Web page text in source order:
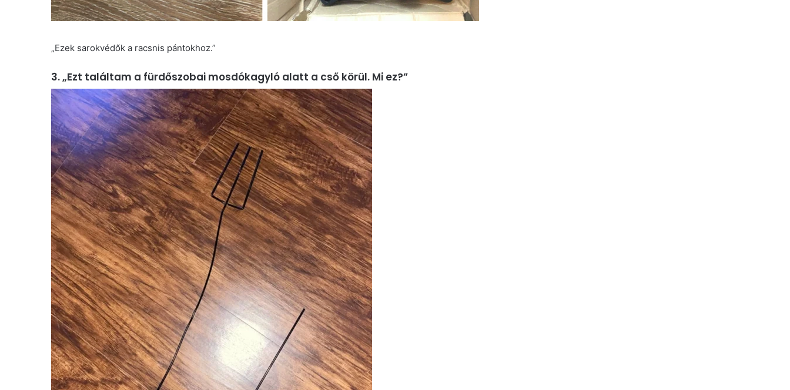
„Ezek sarokvédők a racsnis pántokhoz.”
3. „Ezt találtam a fürdőszobai mosdókagyló alatt a cső körül. Mi ez?”